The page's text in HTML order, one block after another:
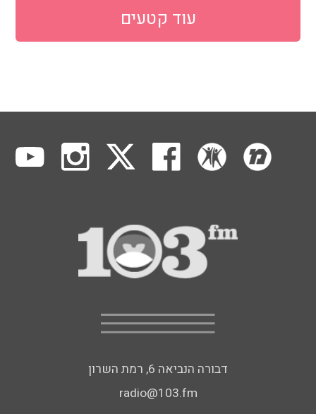
עוד קטעים
דבורה הנביאה 6, רמת השרון
radio@103.fm